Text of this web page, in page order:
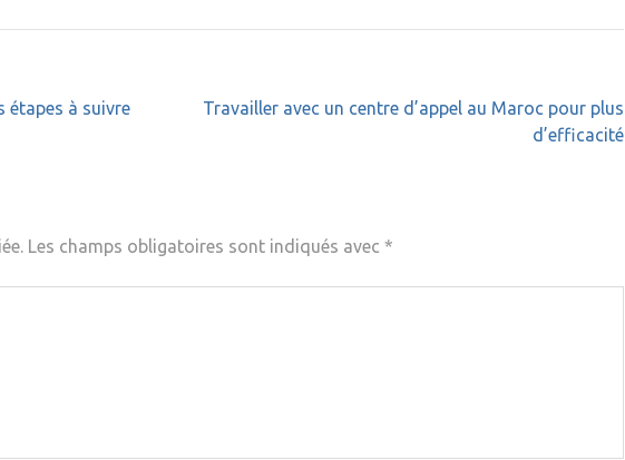
étapes à suivre
Travailler avec un centre d’appel au Maroc pour plus
d’efficacité
Les champs obligatoires sont indiqués avec *